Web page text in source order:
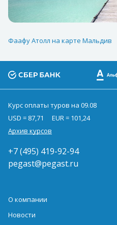
Фаафу Атолл на карте Мальдив
Курс оплаты туров на 09.08
USD = 87,71
EUR = 101,24
Архив курсов
+7 (495) 419-92-94
pegast@pegast.ru
О компании
Новости